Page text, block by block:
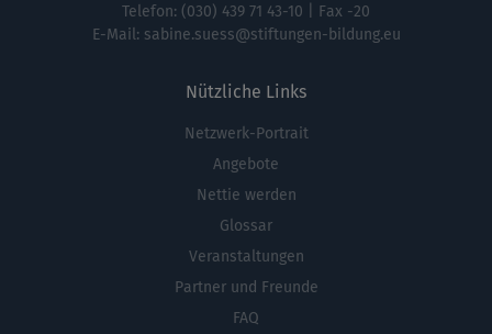
Telefon: (030) 439 71 43-10 | Fax -20
E-Mail: sabine.suess@stiftungen-bildung.eu
Nützliche Links
Fußbereichsmenü
Netzwerk-Portrait
Angebote
Nettie werden
Glossar
Veranstaltungen
Partner und Freunde
FAQ